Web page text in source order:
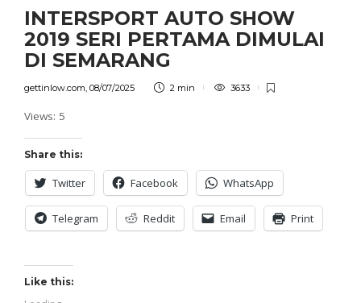
INTERSPORT AUTO SHOW
2019 SERI PERTAMA DIMULAI
DI SEMARANG
gettinlow.com, 08/07/2025 2 min 3633
Views: 5
Share this:
Twitter Facebook WhatsApp
Telegram Reddit Email Print
Like this: